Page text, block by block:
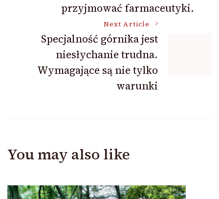
przyjmować farmaceutyki.
Next Article
Specjalność górnika jest
niesłychanie trudna.
Wymagające są nie tylko
warunki
You may also like